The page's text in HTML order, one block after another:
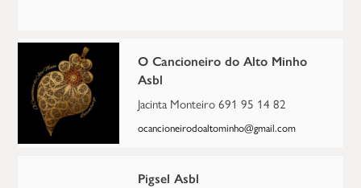
O Cancioneiro do Alto Minho
Asbl
Jacinta Monteiro 691 95 14 82
ocancioneirodoaltominho@gmail.com
Pigsel Asbl